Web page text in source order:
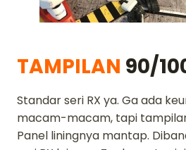
TAMPILAN 90/
Standar seri RX ya. Ga ada
macam-macam, tapi
Panel liningnya mantap.